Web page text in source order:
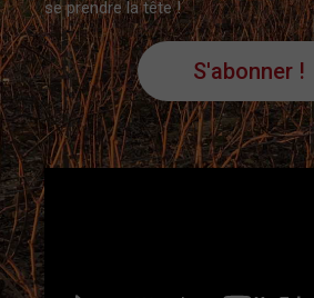
se prendre la tête !
S'abonner !